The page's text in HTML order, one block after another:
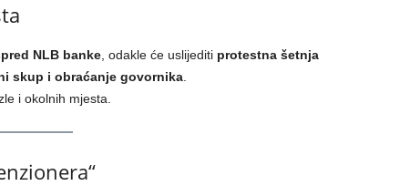
NLB banke, odakle će uslijediti protestna šetnja
skup i obraćanje govornika.
i okolnih mjesta.